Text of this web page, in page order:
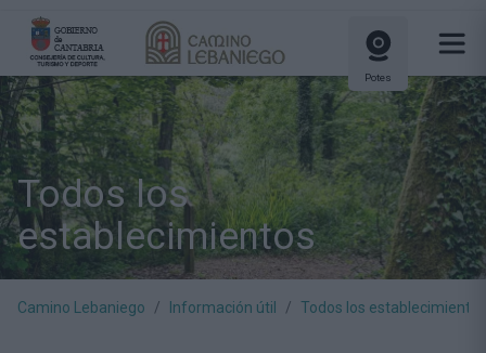
Potes
Todos los
establecimientos
Camino Lebaniego Información útil Todos los establecimientos